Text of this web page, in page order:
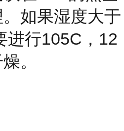
如果湿度大于
进行105C，12
。